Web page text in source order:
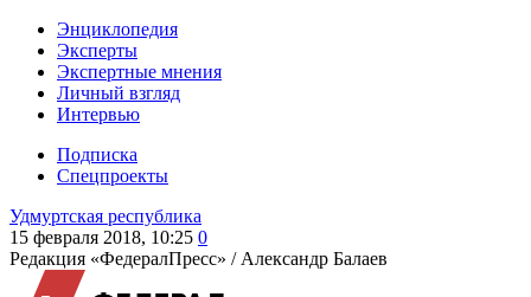
Энциклопедия
Эксперты
Экспертные мнения
Личный взгляд
Интервью
Подписка
Спецпроекты
Удмуртская республика
15 февраля 2018, 10:25 0
Редакция «ФедералПресс» / Александр Балаев